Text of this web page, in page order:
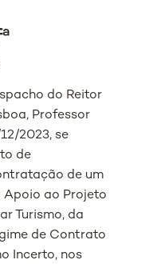
do Reitor
Professor
2023, se
de
de um
Apoio ao Projeto
Turismo, da
de Contrato
Incerto, nos